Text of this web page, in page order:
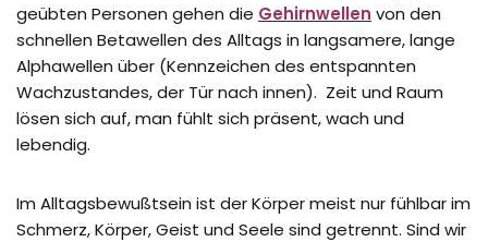
geübten Personen gehen die Gehirnwellen von den
schnellen Betawellen des Alltags in langsamere, lange
Alphawellen über (Kennzeichen des entspannten
Wachzustandes, der Tür nach innen). Zeit und Raum
lösen sich auf, man fühlt sich präsent, wach und
lebendig.
Im Alltagsbewußtsein ist der Körper meist nur fühlbar im
Schmerz, Körper, Geist und Seele sind getrennt. Sind wir